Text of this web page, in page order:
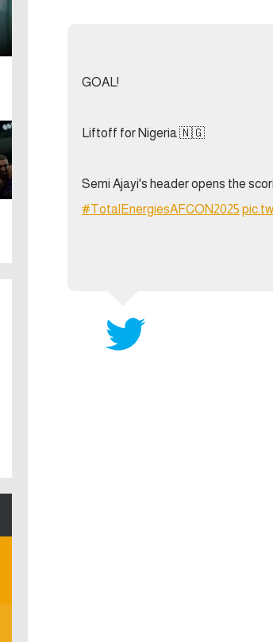
GOAL!
Liftoff for Nigeria 🇳🇬
Semi Ajayi's header opens the
#TotalEnergiesAFCON2025